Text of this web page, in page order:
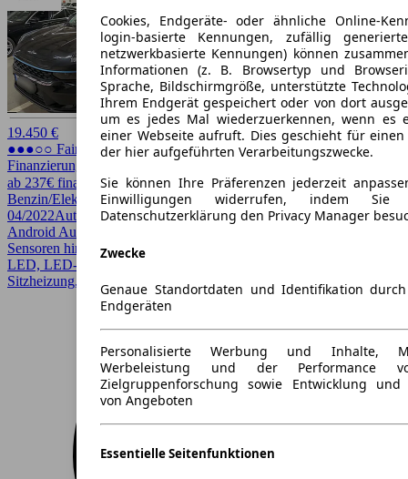
19.450 €
●●●○○ Fairer Preis
Finanzierung möglich
ab 237€ finanzieren ↗
Benzin/Elektro
197 PS (145 kW) 33.084 kmEZ
04/2022AutomatikSUV / Pickup
Android Auto, Apple CarPlay, CarPlay, Einparkhilfe, Einparkhilfe
Sensoren hinten, Einparkhilfe Sensoren vorne, Fernlichtassistent,
LED, LED-Scheinwerfer, Panoramadach, Regensensor,
Sitzheizung, Spurhalteassistent, Verkehrszeichenerkennung
Cookies, Endgeräte- oder ähnliche Online-
login-basierte Kennungen, zufällig
netzwerkbasierte Kennungen) können
Informationen (z. B. Browsertyp und
Sprache, Bildschirmgröße, unterstützte
Ihrem Endgerät gespeichert oder von dort
um es jedes Mal wiederzuerkennen, wenn es
einer Webseite aufruft. Dies geschieht für
der hier aufgeführten Verarbeitungszwecke.
Sie können Ihre Präferenzen jederzeit
Einwilligungen widerrufen, indem
Datenschutzerklärung den Privacy Manager
Zwecke
Genaue Standortdaten und Identifikation
Endgeräten
Personalisierte Werbung und Inhalte,
Werbeleistung und der Performance
Zielgruppenforschung sowie Entwicklung und
von Angeboten
Essentielle Seitenfunktionen